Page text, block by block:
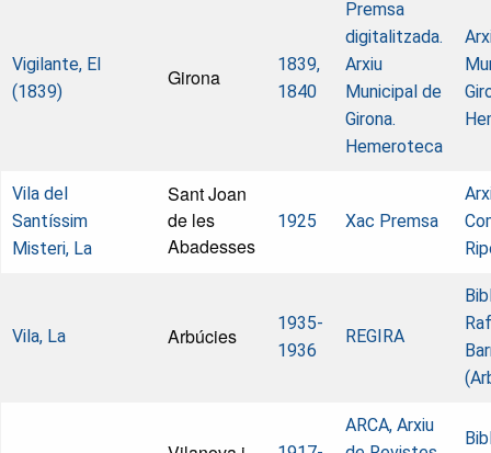
Vigilante, El
(1839)
Girona
1839,
1840
Premsa
digitalitzada.
Arxiu
Municipal de
Girona.
Hemeroteca
Vila del
Santíssim
Misteri, La
Sant Joan
de les
Abadesses
1925 Xac Premsa
Vila, La Arbúcies
1935-
1936
REGIRA
ARCA, Arxiu